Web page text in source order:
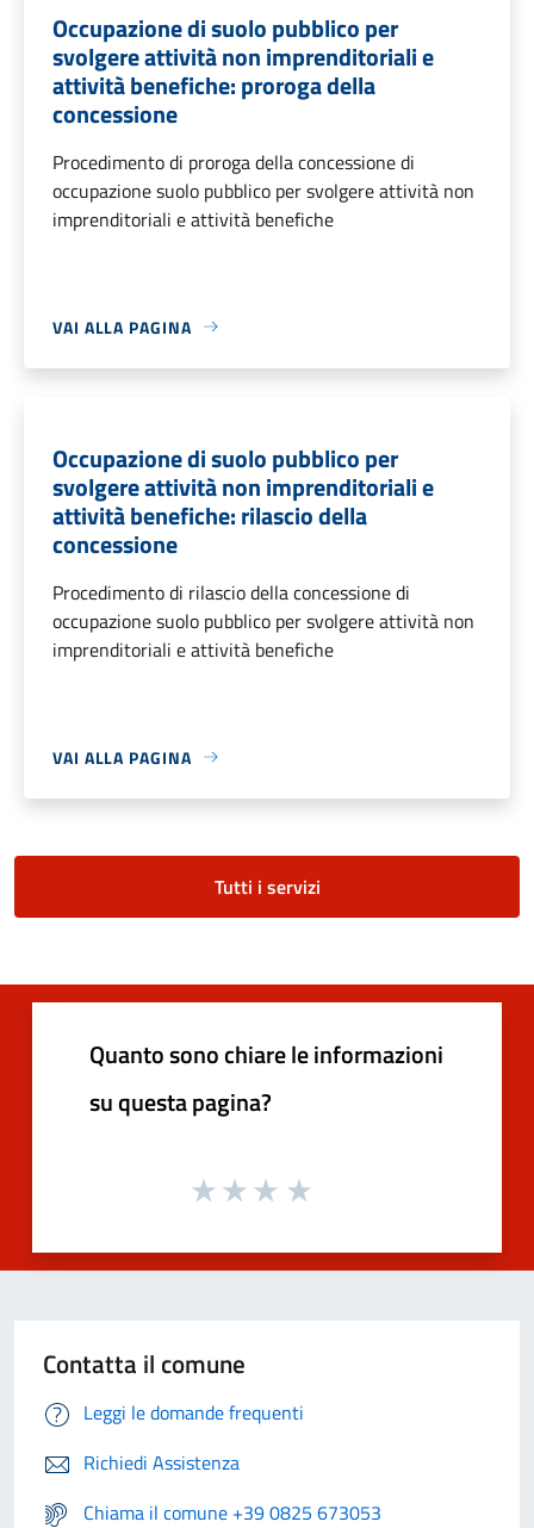
Occupazione di suolo pubblico per
svolgere attività non imprenditoriali e
attività benefiche: proroga della
concessione
Procedimento di proroga della concessione di
occupazione suolo pubblico per svolgere attività non
imprenditoriali e attività benefiche
VAI ALLA PAGINA
Occupazione di suolo pubblico per
svolgere attività non imprenditoriali e
attività benefiche: rilascio della
concessione
Procedimento di rilascio della concessione di
occupazione suolo pubblico per svolgere attività non
imprenditoriali e attività benefiche
VAI ALLA PAGINA
Tutti i servizi
Quanto sono chiare le informazioni
su questa pagina?
Contatta il comune
Leggi le domande frequenti
Richiedi Assistenza
Chiama il comune +39 0825 673053